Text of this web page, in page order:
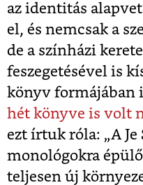
az identitás
el, és nemcsak a
de a színházi
feszegetésével is
könyv formájában
hét könyve is volt
ezt írtuk róla: „A
monológokra
teljesen új